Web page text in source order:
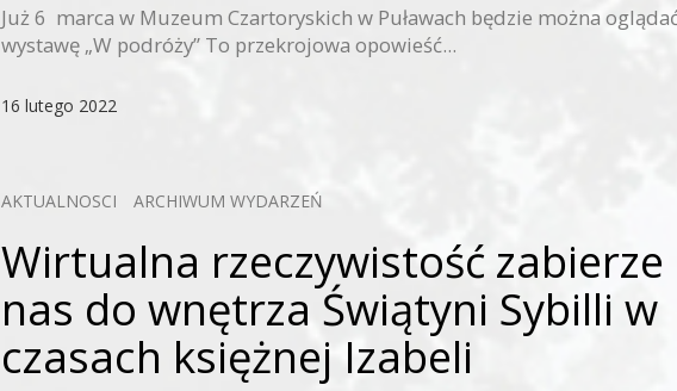
Już 6 marca w Muzeum Czartoryskich w Puławach będzie można
wystawę „W podróży” To przekrojowa opowieść...
16 lutego 2022
AKTUALNOSCI ARCHIWUM WYDARZEŃ
Wirtualna rzeczywistość zabierze
nas do wnętrza Świątyni Sybilli w
czasach księżnej Izabeli